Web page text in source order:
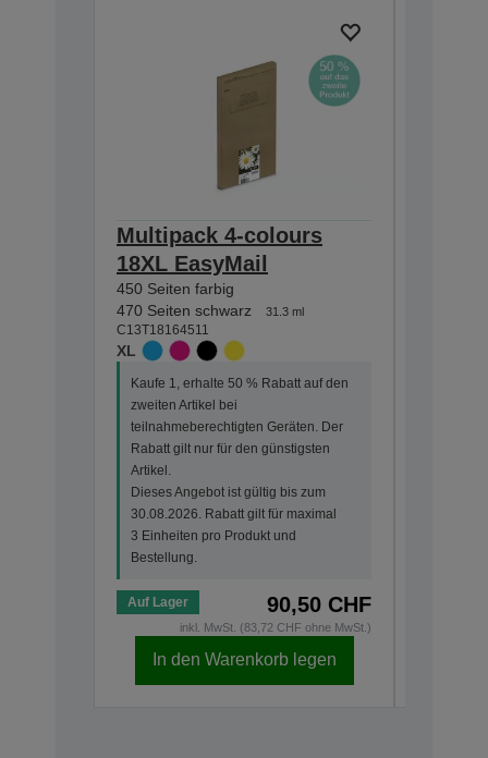
Multipack 4-colours
18XL EasyMail
450 Seiten farbig
470 Seiten schwarz
31.3 ml
C13T18164511
XL
Kaufe 1, erhalte 50 % Rabatt auf den
zweiten Artikel bei
teilnahmeberechtigten Geräten. Der
Rabatt gilt nur für den günstigsten
Artikel.
Dieses Angebot ist gültig bis zum
30.08.2026. Rabatt gilt für maximal
3 Einheiten pro Produkt und
Bestellung.
Auf Lager 90,50 CHF
inkl. MwSt. (83,72 CHF ohne MwSt.)
In den Warenkorb legen